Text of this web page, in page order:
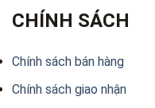
CHÍNH SÁCH
Chính sách bán hàng
Chính sách giao nhận